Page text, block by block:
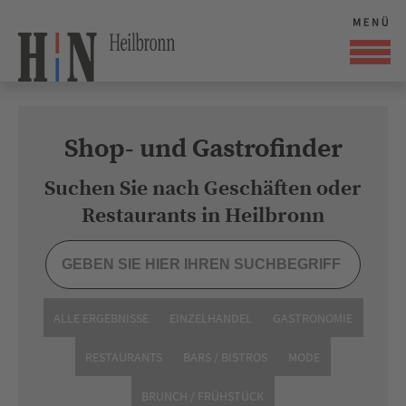
Shop- und Gastrofinder
Suchen Sie nach Geschäften oder
Restaurants in Heilbronn
ALLE ERGEBNISSE EINZELHANDEL GASTRONOMIE
RESTAURANTS BARS / BISTROS MODE
BRUNCH / FRÜHSTÜCK